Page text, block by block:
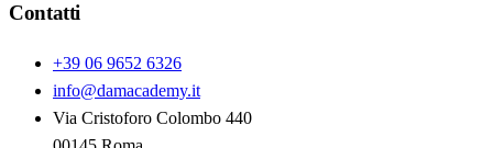
Contatti
+39 06 9652 6326
info@damacademy.it
Via Cristoforo Colombo 440